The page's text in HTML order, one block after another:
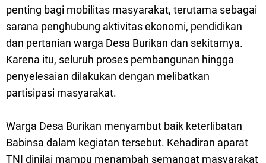
penting bagi mobilitas masyarakat, terutama sebagai
sarana penghubung aktivitas ekonomi, pendidikan
dan pertanian warga Desa Burikan dan sekitarnya.
Karena itu, seluruh proses pembangunan hingga
penyelesaian dilakukan dengan melibatkan
partisipasi masyarakat.
Warga Desa Burikan menyambut baik keterlibatan
Babinsa dalam kegiatan tersebut. Kehadiran aparat
TNI dinilai mampu menambah semangat masyarakat